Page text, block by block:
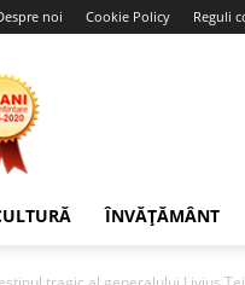
noi Cookie Policy Reguli
ÎNVĂȚĂMÂNT